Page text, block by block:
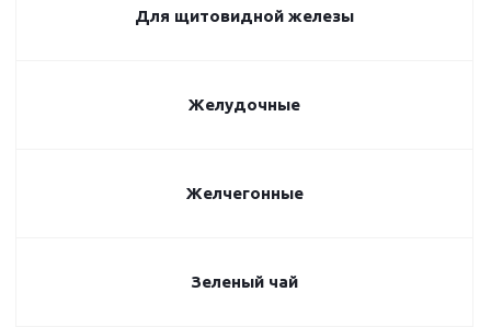
Для щитовидной железы
Желудочные
Желчегонные
Зеленый чай